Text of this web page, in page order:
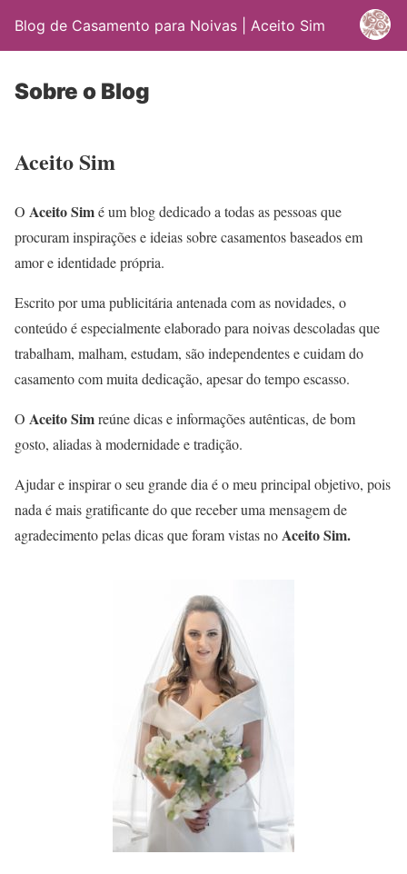
Blog de Casamento para Noivas | Aceito Sim
Sobre o Blog
Aceito Sim
O Aceito Simé um blog dedicado a todas as pessoas que
procuram inspirações e ideias sobre casamentos baseados em
amor e identidade própria.
Escrito por uma publicitária antenada com as novidades, o
conteúdo é especialmente elaborado para noivas descoladas que
trabalham, malham, estudam, são independentes e cuidam do
casamento com muita dedicação, apesar do tempo escasso.
O Aceito Simreúne dicas e informações autênticas, de bom
gosto, aliadas à modernidade e tradição.
Ajudar e inspirar o seu grande dia é o meu principal objetivo, pois
nada é mais gratificante do que receber uma mensagem de
agradecimento pelas dicas que foram vistas noAceito Sim.